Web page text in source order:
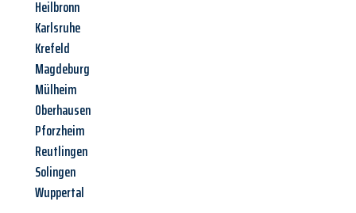
Heilbronn
Karlsruhe
Krefeld
Magdeburg
Mülheim
Oberhausen
Pforzheim
Reutlingen
Solingen
Wuppertal